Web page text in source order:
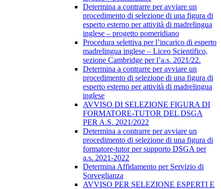
Determina a contrarre per avviare un
procedimento di selezione di una figura di
esperto esterno per attività di madrelingua
inglese – progetto pomeridiano
Procedura selettiva per l’incarico di esperto
madrelingua inglese – Liceo Scientifico,
sezione Cambridge per l’a.s. 2021/22.
Determina a contrarre per avviare un
procedimento di selezione di una figura di
esperto esterno per attività di madrelingua
inglese
AVVISO DI SELEZIONE FIGURA DI
FORMATORE-TUTOR DEL DSGA
PER A.S. 2021/2022
Determina a contrarre per avviare un
procedimento di selezione di una figura di
formatore-tutor per supporto DSGA per
a.s. 2021-2022
Determina Affidamento per Servizio di
Sorveglianza
AVVISO PER SELEZIONE ESPERTI E